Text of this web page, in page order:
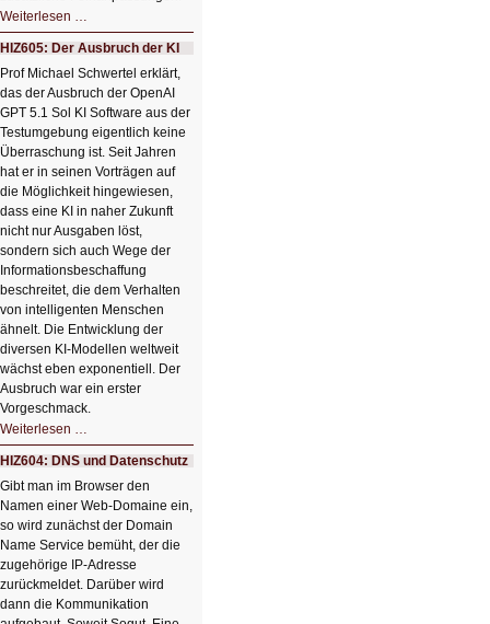
Weiterlesen …
Bildverschönerung
mit
einem
Klick
HIZ606:
Bildverschönerung
mit
einem
Klick
HIZ605: Der Ausbruch der KI
Prof Michael Schwertel erklärt,
das der Ausbruch der OpenAI
GPT 5.1 Sol KI Software aus der
Testumgebung eigentlich keine
Überraschung ist. Seit Jahren
hat er in seinen Vorträgen auf
die Möglichkeit hingewiesen,
dass eine KI in naher Zukunft
nicht nur Ausgaben löst,
sondern sich auch Wege der
Informationsbeschaffung
beschreitet, die dem Verhalten
von intelligenten Menschen
ähnelt. Die Entwicklung der
diversen KI-Modellen weltweit
wächst eben exponentiell. Der
Ausbruch war ein erster
Vorgeschmack.
Weiterlesen …
Der
Ausbruch
der
KI
HIZ604: DNS und Datenschutz
Gibt man im Browser den
Namen einer Web-Domaine ein,
so wird zunächst der Domain
Name Service bemüht, der die
zugehörige IP-Adresse
zurückmeldet. Darüber wird
dann die Kommunikation